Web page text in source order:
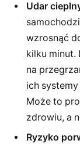
Udar
wzrosnąć
kilku minut.
na
ich
Może to
zdrowiu, a
Ryzyko